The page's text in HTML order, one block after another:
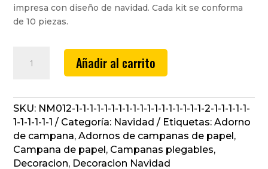
impresa con diseño de navidad. Cada kit se conforma
de 10 piezas.
cantidad
Añadir al carrito
SKU: NM012-1-1-1-1-1-1-1-1-1-1-1-1-1-1-1-1-1-1-2-1-1-1-1-1-
1-1-1-1-1-1
Categoría: Navidad Etiquetas:Adorno
de campana,Adornos de campanas de papel,
Campana de papel, Campanas plegables,
Decoracion, Decoracion Navidad